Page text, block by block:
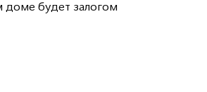
доме будет залогом